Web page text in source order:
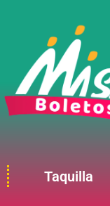
Taquilla